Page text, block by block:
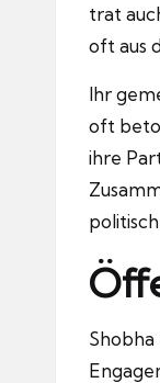
trat
oft aus
Ihr
oft
ihre